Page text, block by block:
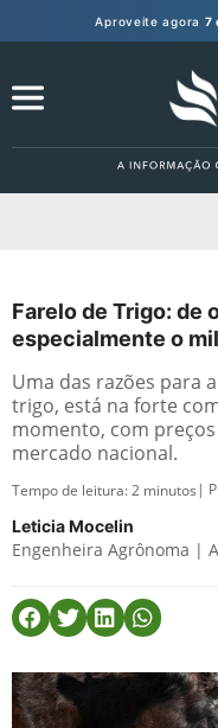
Aproveite agora 7
Farelo de Trigo: de
especialmente o
Uma das razões para
trigo, está na forte
momento, com
mercado nacional.
Tempo de leitura:2 minutos |
Leticia Mocelin
Engenheira Agrônoma |